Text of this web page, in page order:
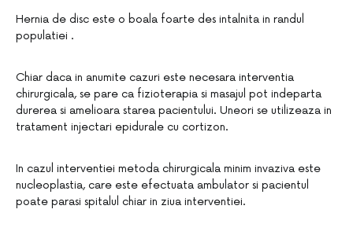
Hernia de disc este o boala foarte des intalnita in randul
populatiei .
Chiar daca in anumite cazuri este necesara interventia
chirurgicala, se pare ca fizioterapia si masajul pot indeparta
durerea si amelioara starea pacientului. Uneori se utilizeaza in
tratament injectari epidurale cu cortizon.
In cazul interventiei metoda chirurgicala minim invaziva este
nucleoplastia, care este efectuata ambulator si pacientul
poate parasi spitalul chiar in ziua interventiei.